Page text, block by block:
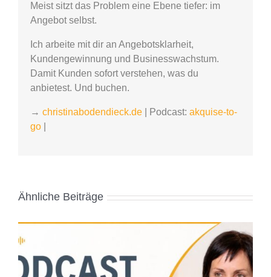
Meist sitzt das Problem eine Ebene tiefer: im
Angebot selbst.
Ich arbeite mit dir an Angebotsklarheit,
Kundengewinnung und Businesswachstum.
Damit Kunden sofort verstehen, was du
anbietest. Und buchen.
→ christinabodendieck.de | Podcast: akquise-to-
go
Ähnliche Beiträge